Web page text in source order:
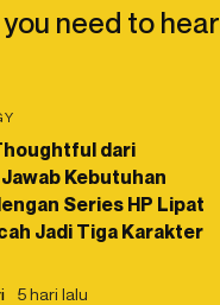
need to hear
dari
Kebutuhan
Series HP Lipat
Jadi Tiga Karakter
5 hari lalu